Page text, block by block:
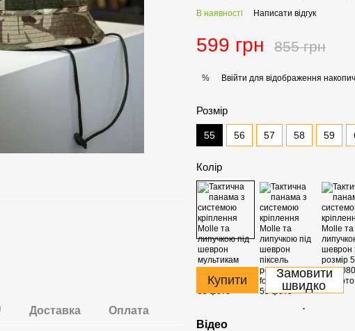
Доставка Оплата
В наявності Написати відгук
599 грн 855 грн
% Ввійти для відображення
Розмір
55 56 57 58 59
Колір
Купити
Замовити
швидко
.
Відео